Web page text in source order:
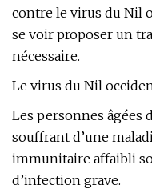
contre le virus du Nil
se voir proposer un
nécessaire.
Le virus du Nil
Les personnes âgées
souffrant d’une
immunitaire affaibli
d’infection grave.